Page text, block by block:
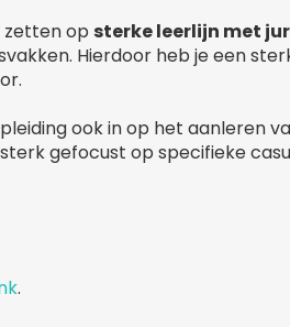
zetten op sterke leerlijn met
Hierdoor heb je een
ook in op het aanleren
gefocust op specifieke
.